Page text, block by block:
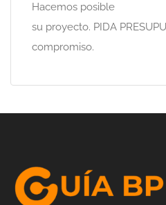
Hacemos posible
su proyecto. PIDA
compromiso.